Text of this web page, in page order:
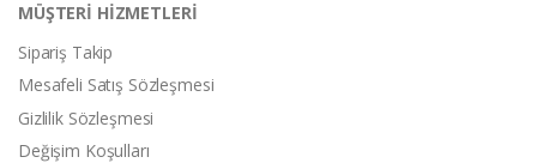
MÜŞTERİ HİZMETLERİ
Sipariş Takip
Mesafeli Satış Sözleşmesi
Gizlilik Sözleşmesi
Değişim Koşulları